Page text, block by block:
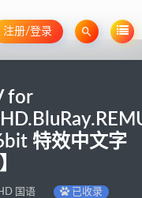
注册/登录
for
特效中文字
国语
已收录